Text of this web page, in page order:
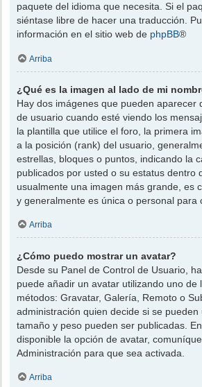
paquete del idioma que necesita. Si el
siéntase libre de hacer una traducción.
información en el sitio web de phpBB®
Arriba
¿Qué es la imagen al lado de mi
Hay dos imágenes que pueden aparecer
de usuario cuando esté viendo los
la plantilla que utilice el foro, la primera
a la posición (rank) del usuario,
estrellas, bloques o puntos, indicando la
publicados por usted o su estatus dentro
usualmente una imagen más grande, es
y generalmente es única o personal para
Arriba
¿Cómo puedo mostrar un avatar?
Desde su Panel de Control de Usuario,
puede añadir un avatar utilizando uno de
métodos: Gravatar, Galería, Remoto o
administración quien decide si se
tamaño y peso pueden ser publicadas.
disponible la opción de avatar,
Administración para que sea activada.
Arriba